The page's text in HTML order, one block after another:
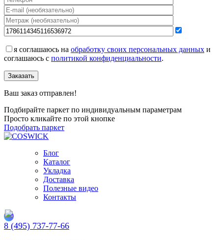
я соглашаюсь на обработку своих персональных данных и
соглашаюсь с политикой конфиденциальности.
Заказать
Ваш заказ отправлен!
Подбирайте паркет по индивидуальным параметрам
Просто кликайте по этой кнопке
Подобрать паркет
Блог
Каталог
Укладка
Доставка
Полезные видео
Контакты
8 (495) 737-77-66